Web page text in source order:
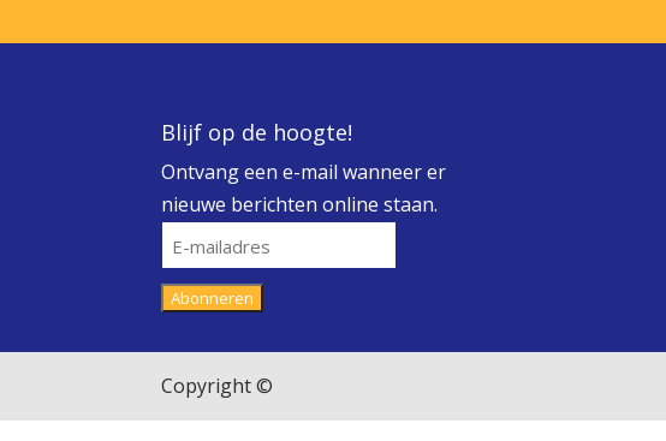
Blijf op de hoogte!
Ontvang een e-mail wanneer er
nieuwe berichten online staan.
E-
mailadres
Abonneren
Copyright ©